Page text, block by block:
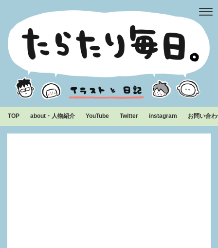
TOP about・人物紹介 YouTube Twitter instagram お問い合